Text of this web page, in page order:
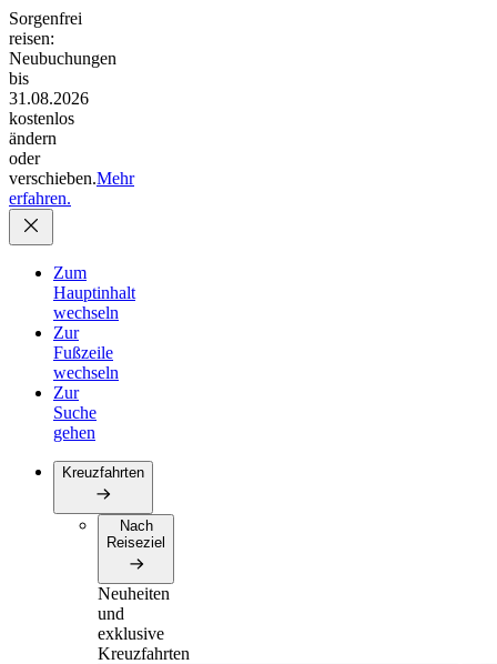
Sorgenfrei
reisen:
Neubuchungen
bis
31.08.2026
kostenlos
ändern
oder
verschieben.Mehr
erfahren.
Zum
Hauptinhalt
wechseln
Zur
Fußzeile
wechseln
Zur
Suche
gehen
Kreuzfahrten
Nach
Reiseziel
Neuheiten
und
exklusive
Kreuzfahrten